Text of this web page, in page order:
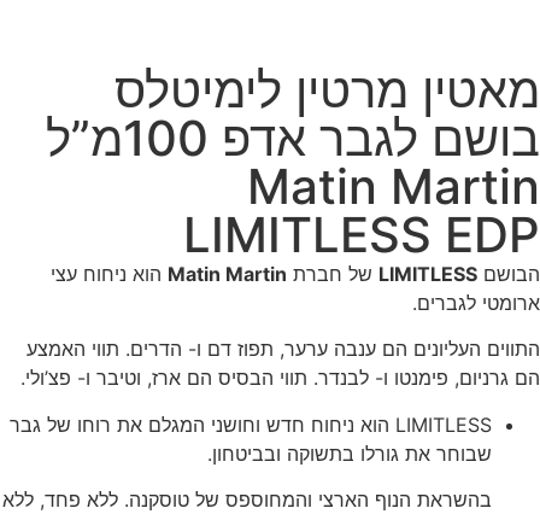
מאטין מרטין לימיטלס
בושם לגבר אדפ 100מ”ל
Matin Martin
LIMITLESS EDP
הבושם LIMITLESS של חברת Matin Martin הוא ניחוח עצי
ארומטי לגברים.
התווים העליונים הם ענבה ערער, תפוז דם ו- הדרים. תווי האמצע
הם גרניום, פימנטו ו- לבנדר. תווי הבסיס הם ארז, וטיבר ו- פצ’ולי.
LIMITLESS הוא ניחוח חדש וחושני המגלם את רוחו של גבר
שבוחר את גורלו בתשוקה ובביטחון.
בהשראת הנוף הארצי והמחוספס של טוסקנה. ללא פחד, ללא